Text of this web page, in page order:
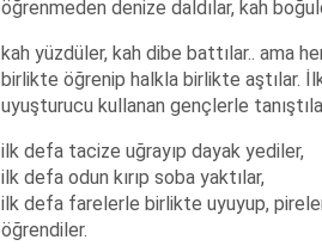
öğrenmeden denize daldılar, kah
kah yüzdüler, kah dibe battılar.. ama
birlikte öğrenip halkla birlikte aştılar.
uyuşturucu kullanan gençlerle
ilk defa tacize uğrayıp dayak yediler,
ilk defa odun kırıp soba yaktılar,
ilk defa farelerle birlikte uyuyup,
öğrendiler.